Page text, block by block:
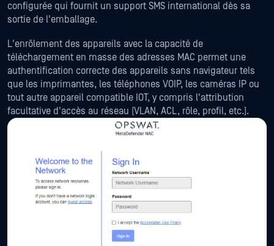
configurée qui fournit un support SMS international dès sa
sortie de l'emballage.
L'enrôlement des appareils avec la capacité de
téléchargement en masse des adresses MAC permet une
authentification correcte des appareils sans navigateur tels
que les imprimantes, les téléphones VOIP, les caméras IP ou
tout autre appareil compatible IOT, y compris l'attribution
facultative d'accès au réseau (VLAN, ACL, rôle, profil, etc.).